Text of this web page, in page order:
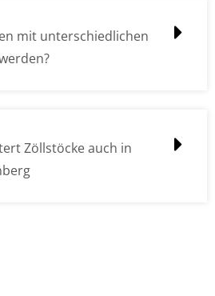
mit unterschiedlichen
Zöllstöcke auch in